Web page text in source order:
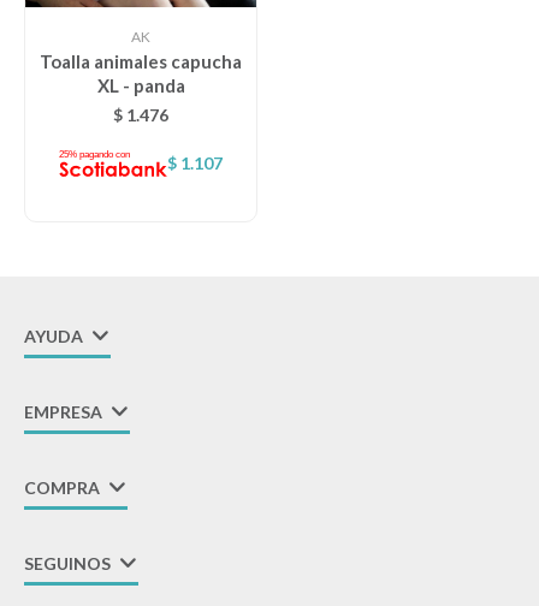
AK
Toalla animales capucha
XL - panda
$ 1.476
$ 1.107
AYUDA
EMPRESA
COMPRA
SEGUINOS
Bolsos y mochilas maternales
Sale
Contacto
Local MVD Kids